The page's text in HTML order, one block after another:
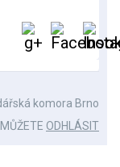
komora Brno
ODHLÁSIT